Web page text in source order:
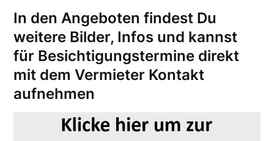
In den Angeboten findest Du
weitere Bilder, Infos und kannst
für Besichtigungstermine direkt
mit dem Vermieter Kontakt
aufnehmen